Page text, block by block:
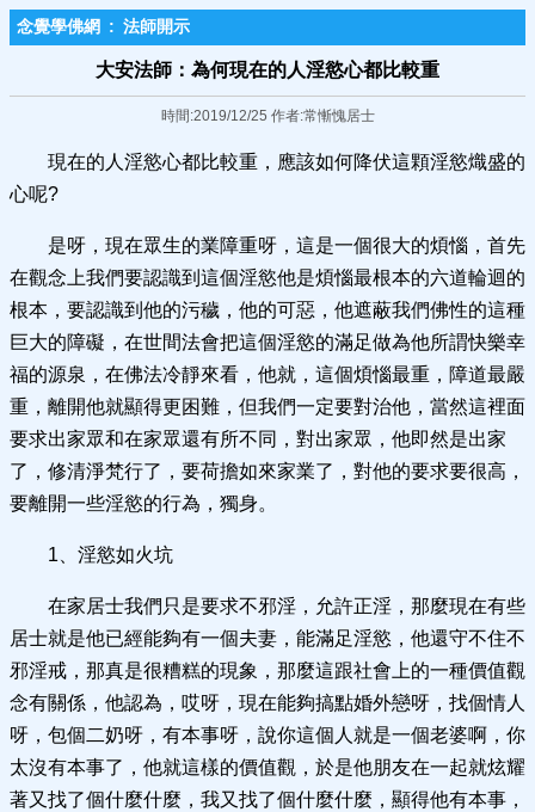
念覺學佛網 : 法師開示
大安法師：為何現在的人淫慾心都比較重
時間:2019/12/25 作者:常慚愧居士
現在的人淫慾心都比較重，應該如何降伏這顆淫慾熾盛的
心呢?
是呀，現在眾生的業障重呀，這是一個很大的煩惱，首先
在觀念上我們要認識到這個淫慾他是煩惱最根本的六道輪迴的
根本，要認識到他的污穢，他的可惡，他遮蔽我們佛性的這種
巨大的障礙，在世間法會把這個淫慾的滿足做為他所謂快樂幸
福的源泉，在佛法冷靜來看，他就，這個煩惱最重，障道最嚴
重，離開他就顯得更困難，但我們一定要對治他，當然這裡面
要求出家眾和在家眾還有所不同，對出家眾，他即然是出家
了，修清淨梵行了，要荷擔如來家業了，對他的要求要很高，
要離開一些淫慾的行為，獨身。
1、淫慾如火坑
在家居士我們只是要求不邪淫，允許正淫，那麼現在有些
居士就是他已經能夠有一個夫妻，能滿足淫慾，他還守不住不
邪淫戒，那真是很糟糕的現象，那麼這跟社會上的一種價值觀
念有關係，他認為，哎呀，現在能夠搞點婚外戀呀，找個情人
呀，包個二奶呀，有本事呀，說你這個人就是一個老婆啊，你
太沒有本事了，他就這樣的價值觀，於是他朋友在一起就炫耀
著又找了個什麼什麼，我又找了個什麼什麼，顯得他有本事，